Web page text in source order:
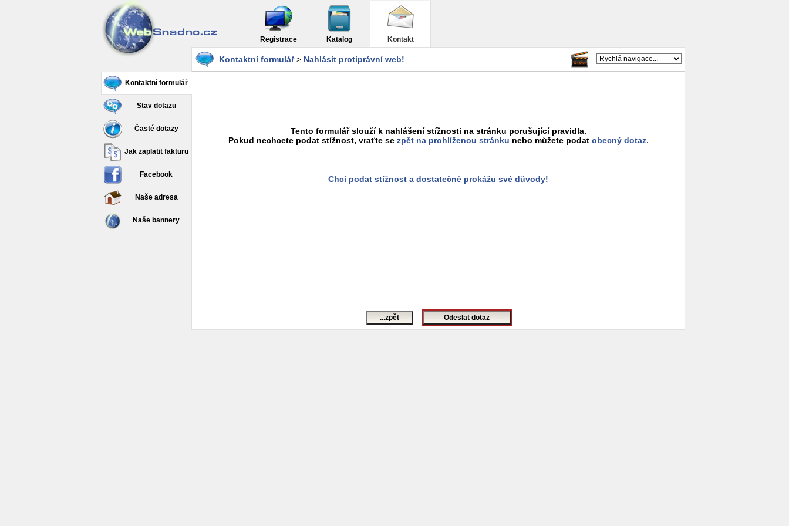
Registrace Katalog Kontakt
Kontaktní formulář
Stav dotazu
Časté dotazy
Jak zaplatit fakturu
Facebook
Naše adresa
Naše bannery
Kontaktní formulář> Nahlásit protiprávní web!
Tento formulář slouží k nahlášení stížnosti na stránku porušující pravidla.
Pokud nechcete podat stížnost, vraťte se zpět na prohlíženou stránku nebo můžete podat obecný dotaz.
Chci podat stížnost a dostatečně prokážu své důvody!